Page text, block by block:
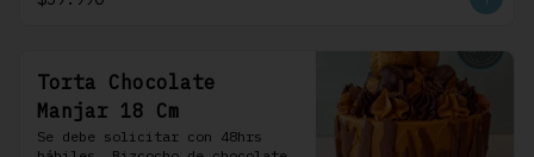
Torta Chocolate
Manjar 18 Cm
Se debe solicitar con 48hrs